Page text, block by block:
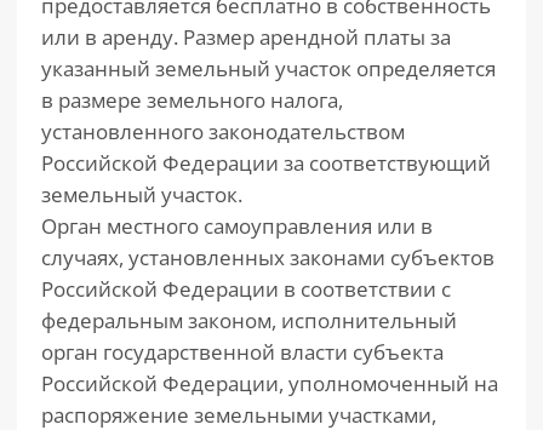
или в аренду. Размер арендной платы за
указанный земельный участок определяется
в размере земельного налога,
установленного законодательством
Российской Федерации за соответствующий
земельный участок.
Орган местного самоуправления или в
случаях, установленных законами субъектов
Российской Федерации в соответствии с
федеральным законом, исполнительный
орган государственной власти субъекта
Российской Федерации, уполномоченный на
распоряжение земельными участками,